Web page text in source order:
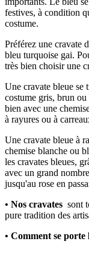
festives, à condition
costume.
Préférez une cravate
bleu turquoise gai.
très bien choisir une
Une cravate bleue se
costume gris, brun ou
bien avec une
à rayures ou à
Une cravate bleue à
chemise blanche ou
les cravates bleues,
avec un grand
jusqu'au rose en
• Nos cravates sont
pure tradition des
• Comment se porte